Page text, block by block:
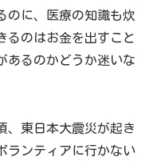
のに、医療の知識も炊
るのはお金を出すこと
あるのかどうか迷いな
東日本大震災が起き
ランティアに行かない